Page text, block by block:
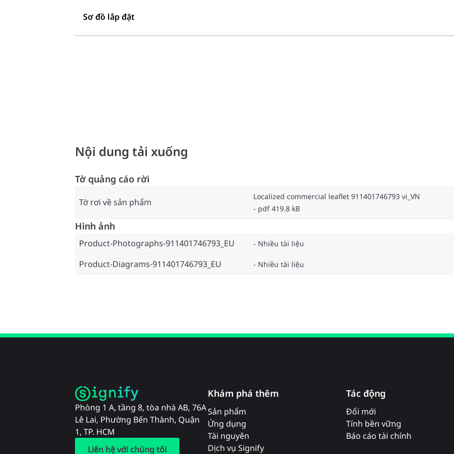
Sơ đồ lắp đặt
Nội dung tải xuống
Tờ quảng cáo rời
Tờ rơi về sản phẩm
Localized commercial leaflet 911401746793 vi_VN
pdf 419.8 kB
Hình ảnh
Product-Photographs-911401746793_EU Nhiều tài liệu
Product-Diagrams-911401746793_EU Nhiều tài liệu
Phòng 1 A, tầng 8, tòa nhà AB, 76A
Lê Lai, Phường Bến Thành, Quận
1, TP. HCM
Liên hệ với chúng tôi
Khám phá thêm
Sản phẩm
Ứng dụng
Tài nguyên
Dịch vụ Signify
Tác động
Đổi mới
Tính bền vững
Báo cáo tài chính